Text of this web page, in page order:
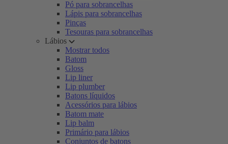
Pó para sobrancelhas
Lápis para sobrancelhas
Pinças
Tesouras para sobrancelhas
Lábios
Mostrar todos
Batom
Gloss
Lip liner
Lip plumber
Batons líquidos
Acessórios para lábios
Batom mate
Lip balm
Primário para lábios
Conjuntos de batons